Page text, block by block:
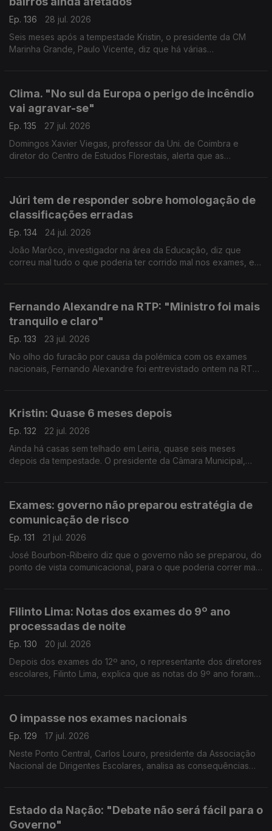
Ep. 136
28 jul. 2026
Seis meses após a tempestade Kristin, o presidente da CM
Marinha Grande, Paulo Vicente, diz que há várias
Clima. "No sul da Europa o perigo de incêndio
vai agravar-se"
Ep. 135
27 jul. 2026
Domingos Xavier Viegas, professor da Uni. de Coimbra e
diretor do Centro de Estudos Florestais, alerta que as
Júri tem de responder sobre homologação de
classificações erradas
Ep. 134
24 jul. 2026
João Marôco, investigador na área da Educação, diz que
correu mal tudo o que poderia ter corrido mal nos exames, e
Fernando Alexandre na RTP: "Ministro foi mais
tranquilo e claro"
Ep. 133
23 jul. 2026
No olho do furacão por causa da polémica com os exames
nacionais, Fernando Alexandre foi entrevistado ontem na RTP.
Kristin: Quase 6 meses depois
Ep. 132
22 jul. 2026
Ainda há casas sem telhado em Leiria, quase seis meses
depois da tempestade. O presidente da Câmara Municipal,
Exames: governo não preparou estratégia de
comunicação de risco
Ep. 131
21 jul. 2026
José Bourbon-Ribeiro diz que o governo não se preparou, do
ponto de vista comunicacional, para o que poderia correr mal
Filinto Lima: Notas dos exames do 9º ano
processadas de noite
Ep. 130
20 jul. 2026
Depois dos exames do 12º ano, o representante dos diretores
escolares, Filinto Lima, explica que as notas do 9º ano foram
O impasse nos exames nacionais
Ep. 129
17 jul. 2026
Neste Ponto Central, Carlos Louro, presidente da Associação
Nacional de Dirigentes Escolares, analisa as consequências
Estado da Nação: "Debate não será fácil para o
Governo"